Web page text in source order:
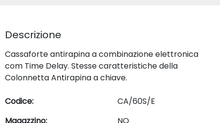
Descrizione
Cassaforte antirapina a combinazione elettronica
com Time Delay. Stesse caratteristiche della
Colonnetta Antirapina a chiave.
Codice:
CA/60S/E